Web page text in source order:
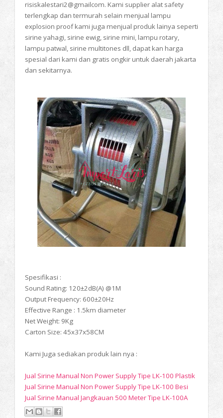
risiskalestari2@gmailcom. Kami supplier alat safety
terlengkap dan termurah selain menjual lampu
explosion proof kami juga menjual produk lainya seperti
sirine yahagi, sirine ewig, sirine mini, lampu rotary,
lampu patwal, sirine multitones dll, dapat kan harga
spesial dari kami dan gratis ongkir untuk daerah jakarta
dan sekitarnya.
Spesifikasi :
Sound Rating: 120±2dB(A) @1M
Output Frequency: 600±20Hz
Effective Range : 1.5km diameter
Net Weight: 9Kg
Carton Size: 45x37x58CM
Kami Juga sediakan produk lain nya :
Jual Sirine Manual Non Power Supply Tipe LK-100 Plastik
Jual Sirine Manual Non Power Supply Tipe LK-100 Besi
Jual Sirine Manual Jangkauan 500 Meter Tipe LK-100A